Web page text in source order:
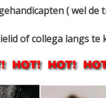
( wel
of collega langs te